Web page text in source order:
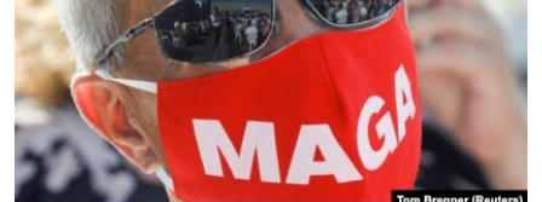
Learning English
СОЦИАЛЬНЫЕ СЕТИ